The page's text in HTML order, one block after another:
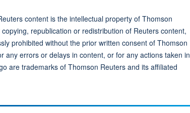
content is the intellectual property of Thomson
republication or redistribution of Reuters content,
prohibited without the prior written consent of Thomson
any errors or delays in content, or for any actions taken in
are trademarks of Thomson Reuters and its affiliated